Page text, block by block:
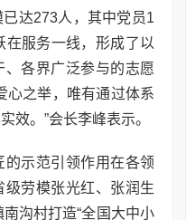
达273人，其中党员1
服务一线，形成了以
、各界广泛参与的志愿
心之举，唯有通过体系
效。”会长李峰表示。
示范引领作用在各领
劳模张光红、张润生
沟村打造“全国大中小